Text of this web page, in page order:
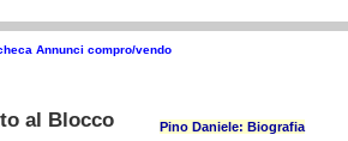
Annunci compro/vendo
al Blocco Pino Daniele: Biografia